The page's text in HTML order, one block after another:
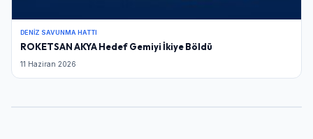
DENIZ SAVUNMA HATTI
ROKETSAN AKYA Hedef Gemiyi İkiye Böldü
11 Haziran 2026
Beni Hatırla